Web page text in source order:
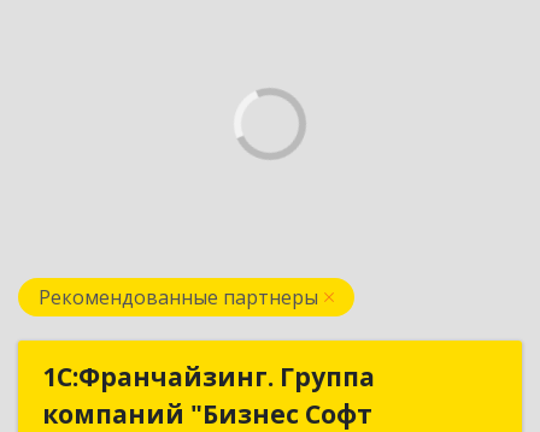
Рекомендованные партнеры
1С:Франчайзинг. Группа
компаний "Бизнес Софт
1С:Франчайзинг. Группа
компаний "Бизнес Софт